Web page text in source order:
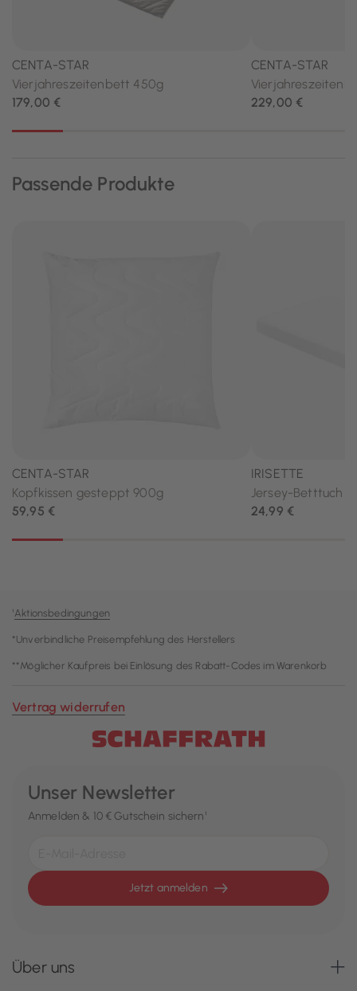
¹Aktionsbedingungen
*Unverbindliche Preisempfehlung des Herstellers
**Möglicher Kaufpreis bei Einlösung des Rabatt-Codes im Warenkorb
Vertrag widerrufen
Unser Newsletter
Anmelden & 10 € Gutschein sichern¹
Jetzt anmelden
Über uns